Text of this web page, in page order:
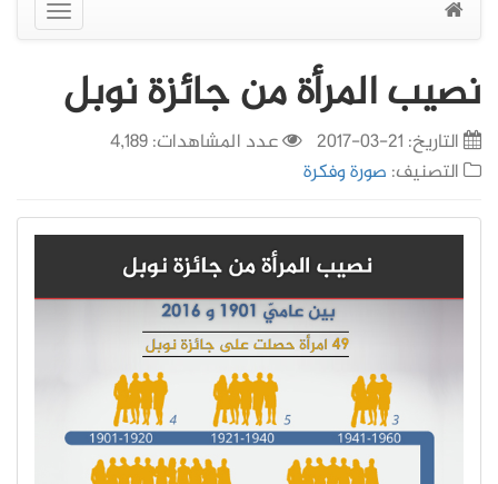
عرض
القائمة
نصيب المرأة من جائزة نوبل
التاريخ: 21-03-2017
عدد المشاهدات: 4,189
التصنيف: صورة وفكرة